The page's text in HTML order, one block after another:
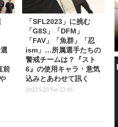
前
「SFL2023」に挑む
「G8S」「DFM」
「FAV」「魚群」「忍
ism」…所属選手たちの
警戒チームは？『スト
6』の使用キャラ・意気
込みとあわせて訊く
2023.5.23 Tue 23:45